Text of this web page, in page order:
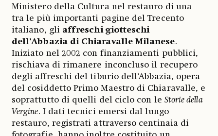
Ministero della Cultura nel restauro di una
tra le più importanti pagine del Trecento
italiano, gli affreschi giotteschi
dell’Abbazia di Chiaravalle Milanese.
Iniziato nel 2002 con finanziamenti pubblici,
rischiava di rimanere inconcluso il recupero
degli affreschi del tiburio dell’Abbazia, opera
del cosiddetto Primo Maestro di Chiaravalle, e
soprattutto di quelli del ciclo con le Storie della
Vergine. I dati tecnici emersi dal lungo
restauro, registrati attraverso centinaia di